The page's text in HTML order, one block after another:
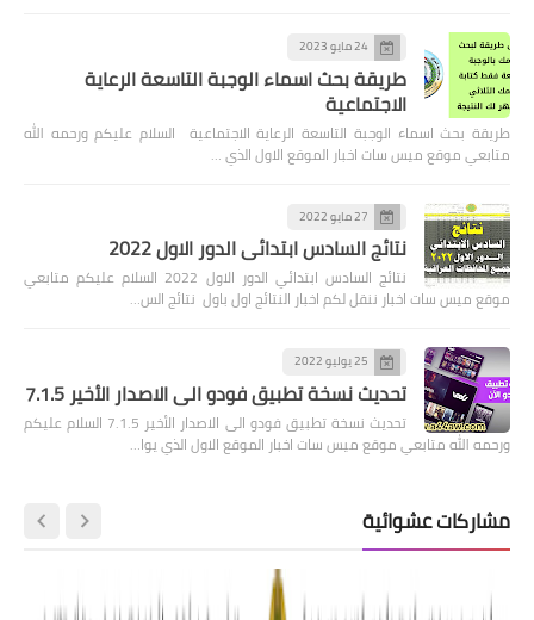
24 مايو 2023
طريقة بحث اسماء الوجبة التاسعة الرعاية
الاجتماعية
طريقة بحث اسماء الوجبة التاسعة الرعاية الاجتماعية السلام عليكم ورحمه الله
متابعي موقع ميس سات اخبار الموقع الاول الذي …
27 مايو 2022
نتائج السادس ابتدائي الدور الاول 2022
نتائج السادس ابتدائي الدور الاول 2022 السلام عليكم متابعي
موقع ميس سات اخبار ننقل لكم اخبار النتائج اول باول نتائج الس…
25 يوليو 2022
تحديث نسخة تطبيق فودو الى الاصدار الأخير 7.1.5
تحديث نسخة تطبيق فودو الى الاصدار الأخير 7.1.5 السلام عليكم
ورحمه الله متابعي موقع ميس سات اخبار الموقع الاول الذي يوا…
مشاركات عشوائية